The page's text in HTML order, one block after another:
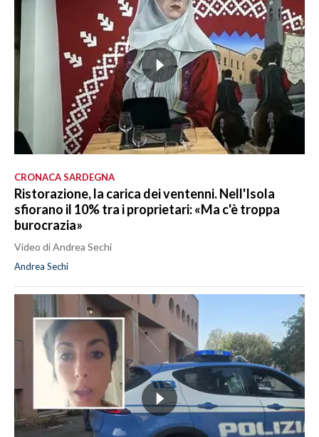
CRONACA SARDEGNA
Ristorazione, la carica dei ventenni. Nell'Isola
sfiorano il 10% tra i proprietari: «Ma c'è troppa
burocrazia»
Video di Andrea Sechi
Andrea Sechi